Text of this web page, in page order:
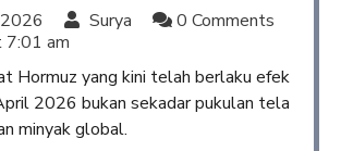
Surya
0 Comments
7:01 am
Hormuz yang kini telah berlaku efek
2026 bukan sekadar pukulan tela
minyak global.